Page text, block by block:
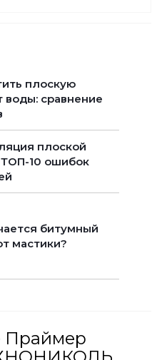
плоскую
воды: сравнение
плоской
10 ошибок
битумный
мастики?
Праймер